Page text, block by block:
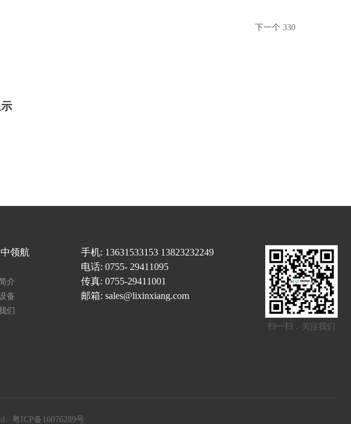
下一个 330
领航
介
备
们
手机: 13631533153 13823232249
电话: 0755- 29411095
传真: 0755-29411001
邮箱: sales@lixinxiang.com
扫一扫，关注我们
粤ICP备16076289号